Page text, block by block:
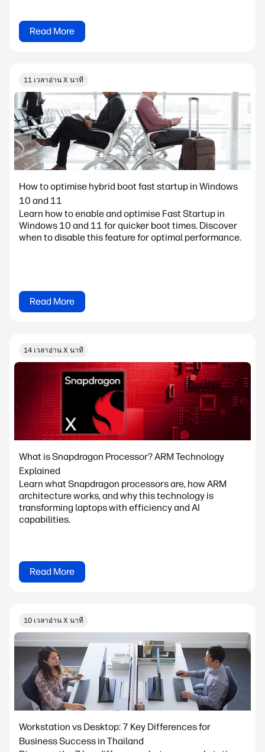
Read More
11 เวลาอ่าน X นาที
How to optimise hybrid boot fast startup in Windows
10 and 11
Learn how to enable and optimise Fast Startup in
Windows 10 and 11 for quicker boot times. Discover
when to disable this feature for optimal performance.
Read More
14 เวลาอ่าน X นาที
What is Snapdragon Processor? ARM Technology
Explained
Learn what Snapdragon processors are, how ARM
architecture works, and why this technology is
transforming laptops with efficiency and AI
capabilities.
Read More
10 เวลาอ่าน X นาที
Workstation vs Desktop: 7 Key Differences for
Business Success in Thailand